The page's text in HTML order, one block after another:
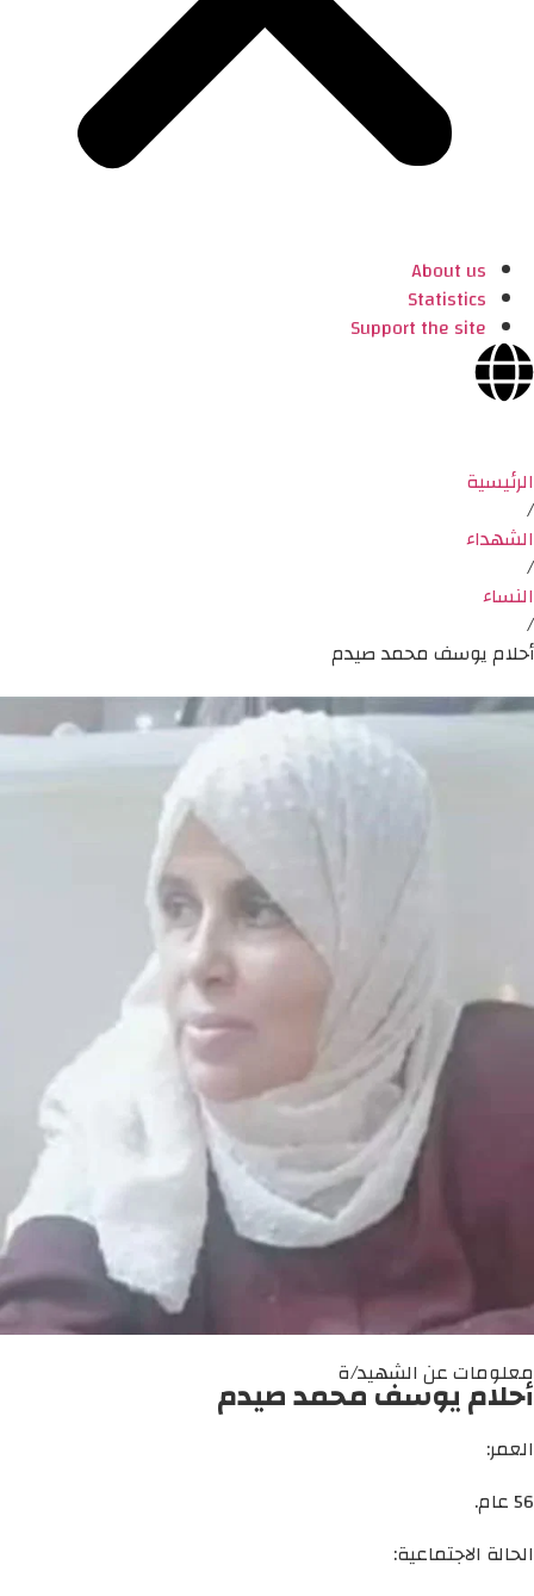
About us
Statistics
Support the site
الرئيسية
/
الشهداء
/
النساء
/
أحلام يوسف محمد صيدم
معلومات عن الشهيد/ة
أحلام يوسف محمد صيدم
العمر:
56 عام.
الحالة الاجتماعية: